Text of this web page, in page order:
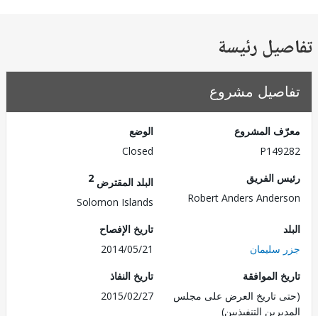
رئيسة
مشروع
المشروع
الفريق
Robert Anders
البلد المقترض
Solomon Islands
تاريخ الإفصاح
2014/05/21
الموافقة
تاريخ العرض على مجلس
التنفيذيين)
تاريخ النفاذ
2015/02/27